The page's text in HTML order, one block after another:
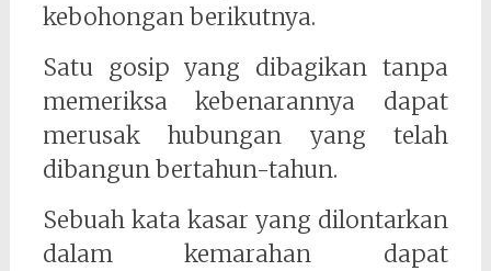
kebohongan berikutnya.
Satu gosip yang dibagikan tanpa
memeriksa kebenarannya dapat
merusak hubungan yang telah
dibangun bertahun-tahun.
Sebuah kata kasar yang dilontarkan
dalam kemarahan dapat